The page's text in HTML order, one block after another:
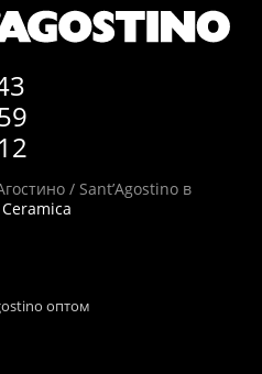
/ Sant’Agostino в
оптом